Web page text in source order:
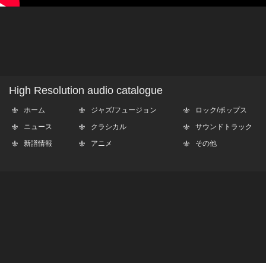
High Resolution audio catalogue
ホーム
ニュース
新譜情報
ジャズ/フュージョン
クラシカル
アニメ
ロック/ポップス
サウンドトラック
その他